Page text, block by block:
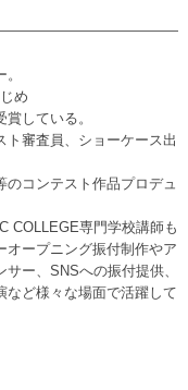
め
している。
ト審査員、ショーケース出
のコンテスト作品プロデュ
COLLEGE専門学校講師も
オープニング振付制作やア
ー、SNSへの振付提供、
など様々な場面で活躍して